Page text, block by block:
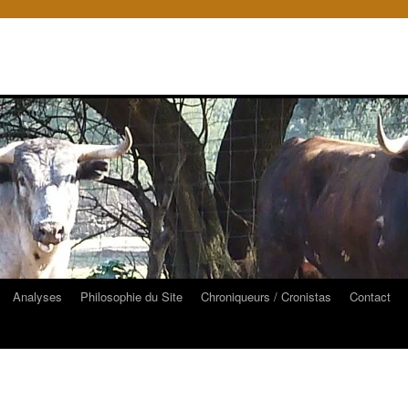
Analyses Philosophie du Site Chroniqueurs / Cronistas Contact